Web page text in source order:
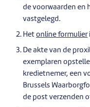
de voorwaarden en
vastgelegd.
Het online formulier
De akte van de
exemplaren
kredietnemer, een
Brussels
de post verzenden